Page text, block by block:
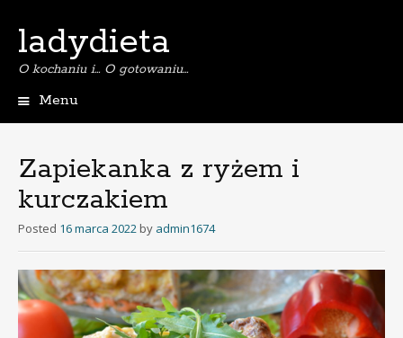
ladydieta
O kochaniu i… O gotowaniu…
Menu
i
p
t
o
c
o
n
t
e
Zapiekanka z ryżem i
kurczakiem
Posted 16 marca 2022 by admin1674